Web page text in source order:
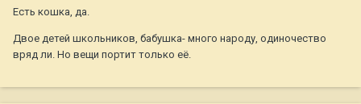
Есть кошка, да.
Двое детей школьников, бабушка- много народу, одиночество
вряд ли. Но вещи портит только её.